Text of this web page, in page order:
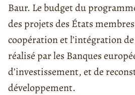
Baur. Le budget du
des projets des États
coopération et l’intégration de
réalisé par les Banques
d’investissement, et de
développement.